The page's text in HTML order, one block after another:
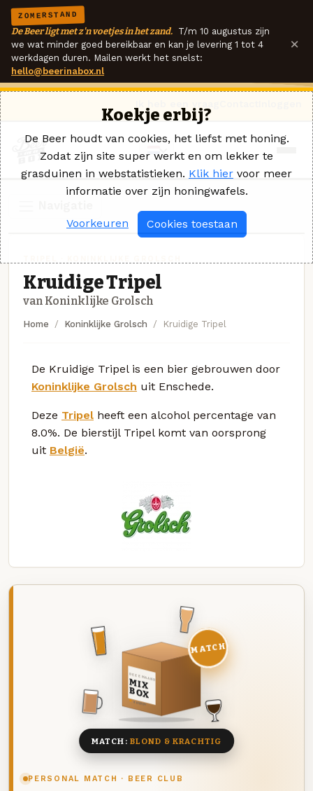
ZOMERSTAND
De Beer ligt met z'n voetjes in het zand. T/m 10 augustus zijn
we wat minder goed bereikbaar en kan je levering 1 tot 4
werkdagen duren. Mailen werkt het snelst:
hello@beerinabox.nl
×
Kruidige Tripel
van Koninklijke Grolsch
Home Koninklijke Grolsch Kruidige Tripel
De Kruidige Tripel is een bier gebrouwen door
Koninklijke Grolsch uit Enschede.
Deze Tripel heeft een alcohol percentage van
8.0%. De bierstijl Tripel komt van oorsprong
uit België.
PERSONAL MATCH · BEER CLUB
DEZE MAAND
MIX
BOX
8 BIEREN
MATCH
MATCH: BLOND & KRACHTIG
Koekje erbij?
De Beer houdt van cookies, het liefst met honing.
Zodat zijn site super werkt en om lekker te
grasduinen in webstatistieken. Klik hier voor meer
informatie over zijn honingwafels.
Voorkeuren Cookies toestaan